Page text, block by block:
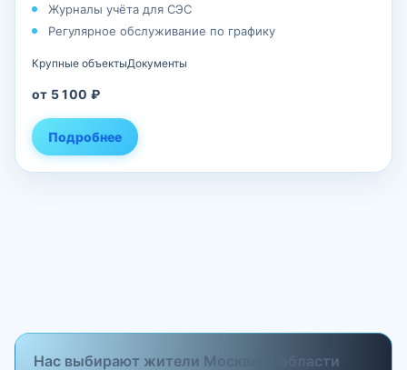
Журналы учёта для СЭС
Регулярное обслуживание по графику
Крупные объектыДокументы
от 5 100 ₽
Подробнее
Нас выбирают жители Москвы и области